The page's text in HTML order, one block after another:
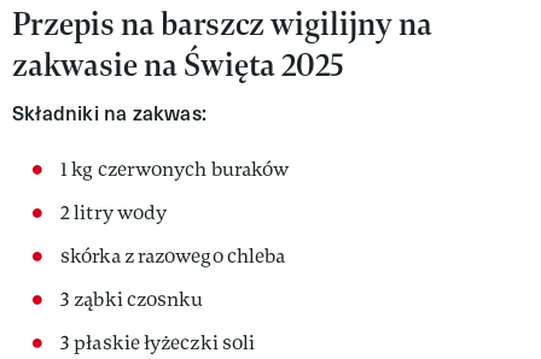
Przepis na barszcz wigilijny na
zakwasie na Święta 2025
Składniki na zakwas:
1 kg czerwonych buraków
2 litry wody
skórka z razowego chleba
3 ząbki czosnku
3 płaskie łyżeczki soli